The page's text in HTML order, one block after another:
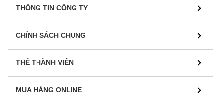
THÔNG TIN CÔNG TY
CHÍNH SÁCH CHUNG
THẺ THÀNH VIÊN
MUA HÀNG ONLINE